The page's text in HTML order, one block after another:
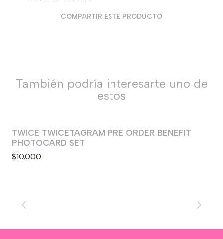
COMPARTIR ESTE PRODUCTO
También podría interesarte uno de
estos
TWICE TWICETAGRAM PRE ORDER BENEFIT
PHOTOCARD SET
$10.000